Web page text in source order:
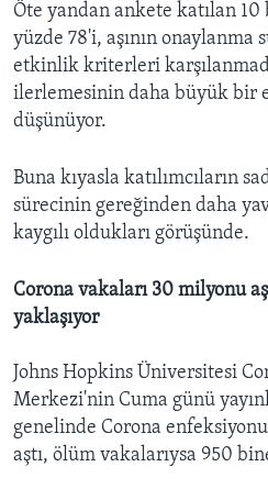
Öte yandan ankete katılan
yüzde 78'i, aşının
etkinlik kriterleri
ilerlemesinin daha büyük bir
düşünüyor.
Buna kıyasla katılımcıların
sürecinin gereğinden daha
kaygılı oldukları görüşünde.
Corona vakaları 30 milyonu
yaklaşıyor
Johns Hopkins Üniversitesi
Merkezi'nin Cuma günü
genelinde Corona
aştı, ölüm vakalarıysa 950